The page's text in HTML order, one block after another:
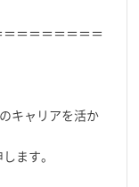
＝＝＝＝＝＝＝
キャリアを活か
ます。